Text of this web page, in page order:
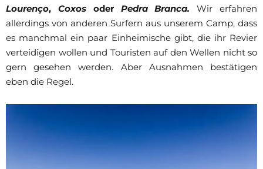
Lourenço, Coxosoder Pedra Branca.Wir erfahren
allerdings von anderen Surfern aus unserem Camp, dass
es manchmal ein paar Einheimische gibt, die ihr Revier
verteidigen wollen und Touristen auf den Wellen nicht so
gern gesehen werden. Aber Ausnahmen bestätigen
eben die Regel.